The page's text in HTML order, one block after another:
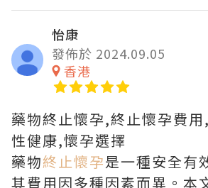
怡康
發佈於 2024.09.05
香港
藥物終止懷孕,終止懷孕費用,
性健康,懷孕選擇
藥物終止懷孕是一種安全有
其費用因多種因素而異。本